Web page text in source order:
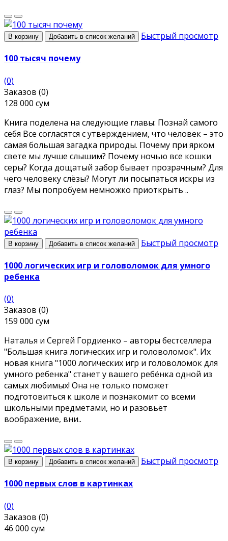
В корзину Добавить в список желаний Быстрый просмотр
100 тысяч почему
(0)
Заказов (0)
128 000 сум
Книга поделена на следующие главы: Познай самого
себя Все согласятся с утверждением, что человек – это
самая большая загадка природы. Почему при ярком
свете мы лучше слышим? Почему ночью все кошки
серы? Когда дощатый забор бывает прозрачным? Для
чего человеку слёзы? Могут ли посыпаться искры из
глаз? Мы попробуем немножко приоткрыть ..
В корзину Добавить в список желаний Быстрый просмотр
1000 логических игр и головоломок для умного
ребенка
(0)
Заказов (0)
159 000 сум
Наталья и Сергей Гордиенко – авторы бестселлера
"Большая книга логических игр и головоломок". Их
новая книга "1000 логических игр и головоломок для
умного ребенка" станет у вашего ребёнка одной из
самых любимых! Она не только поможет
подготовиться к школе и познакомит со всеми
школьными предметами, но и разовьёт
воображение, вни..
В корзину Добавить в список желаний Быстрый просмотр
1000 первых слов в картинках
(0)
Заказов (0)
46 000 сум